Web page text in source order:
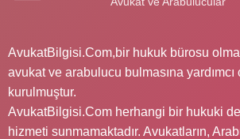
AvukatBilgisi.Com,bir hukuk bürosu
avukat ve arabulucu bulmasına yardımcı
kurulmuştur.
AvukatBilgisi.Com herhangi bir hukuki
hizmeti sunmamaktadır. Avukatların,